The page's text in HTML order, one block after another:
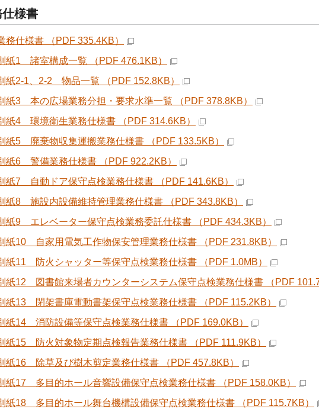
様書
務仕様書 （PDF 335.4KB）
紙1 諸室構成一覧 （PDF 476.1KB）
紙2-1、2-2 物品一覧 （PDF 152.8KB）
紙3 本の広場業務分担・要求水準一覧 （PDF 378.8KB）
紙4 環境衛生業務仕様書 （PDF 314.6KB）
紙5 廃棄物収集運搬業務仕様書 （PDF 133.5KB）
紙6 警備業務仕様書 （PDF 922.2KB）
紙7 自動ドア保守点検業務仕様書 （PDF 141.6KB）
紙8 施設内設備維持管理業務仕様書 （PDF 343.8KB）
紙9 エレベーター保守点検業務委託仕様書 （PDF 434.3KB）
紙10 自家用電気工作物保安管理業務仕様書 （PDF 231.8KB）
紙11 防火シャッター等保守点検業務仕様書 （PDF 1.0MB）
紙12 図書館来場者カウンターシステム保守点検業務仕様書 （PDF
紙13 閉架書庫電動書架保守点検業務仕様書 （PDF 115.2KB）
紙14 消防設備等保守点検業務仕様書 （PDF 169.0KB）
紙15 防火対象物定期点検報告業務仕様書 （PDF 111.9KB）
紙16 除草及び樹木剪定業務仕様書 （PDF 457.8KB）
紙17 多目的ホール音響設備保守点検業務仕様書 （PDF 158.0KB）
紙18 多目的ホール舞台機構設備保守点検業務仕様書 （PDF 115.7KB）